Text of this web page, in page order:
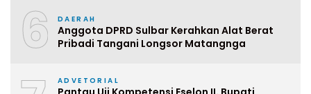
6 DAERAH
Anggota DPRD Sulbar Kerahkan Alat Berat
Pribadi Tangani Longsor Matangnga
ADVETORIAL